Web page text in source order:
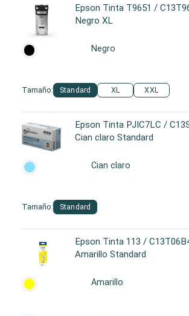
Epson Tinta T9651 /
Negro XL
Tamaño: Standard XL XXL
Negro
Epson Tinta PJIC7LC /
Cian claro Standard
Tamaño: Standard
Cian claro
Epson Tinta 113 /
Amarillo Standard
Amarillo